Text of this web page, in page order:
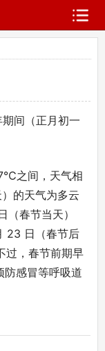
间（正月初一
之间，天气相
的天气为多云
春节当天）
23 日（春节后
，春节前期早
防感冒等呼吸道